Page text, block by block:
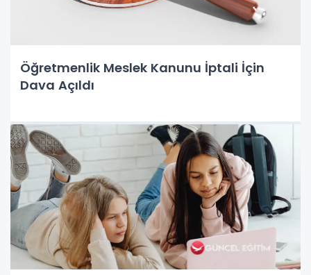
Öğretmenlik Meslek Kanunu İptali İçin
Dava Açıldı